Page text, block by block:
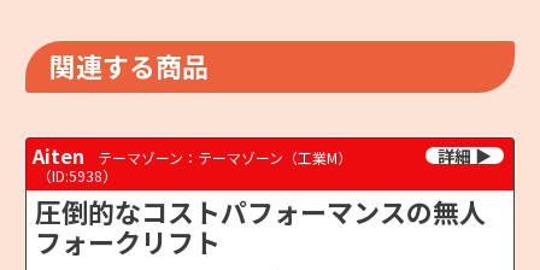
関連する商品
Aiten
テーマゾーン：テーマゾーン（工業M）
（ID:5938）
圧倒的なコストパフォーマンスの無人
フォークリフト